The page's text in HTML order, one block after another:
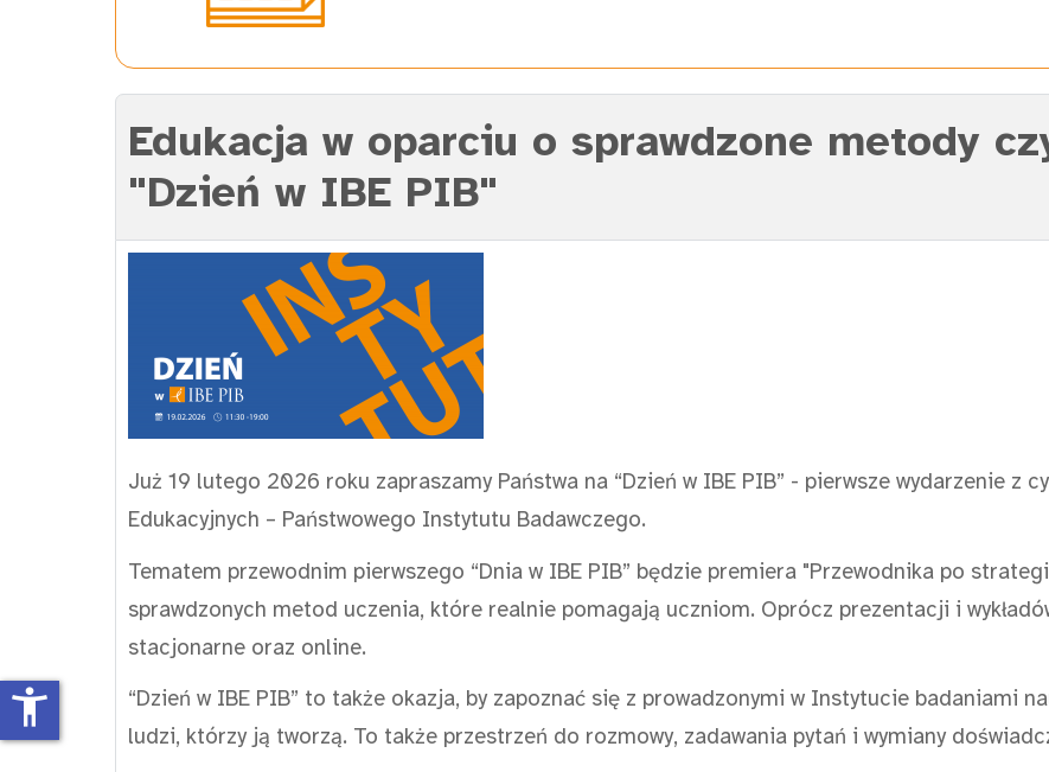
Edukacja w oparciu o sprawdzone metody
"Dzień w IBE PIB"
Już 19 lutego 2026 roku zapraszamy Państwa na “Dzień w IBE PIB” - pierwsze wydarzenie z
Edukacyjnych – Państwowego Instytutu Badawczego.
Tematem przewodnim pierwszego “Dnia w IBE PIB” będzie premiera "Przewodnika po
sprawdzonych metod uczenia, które realnie pomagają uczniom. Oprócz prezentacji i
stacjonarne oraz online.
“Dzień w IBE PIB” to także okazja, by zapoznać się z prowadzonymi w Instytucie badaniami
ludzi, którzy ją tworzą. To także przestrzeń do rozmowy, zadawania pytań i wymiany
accessibility_new